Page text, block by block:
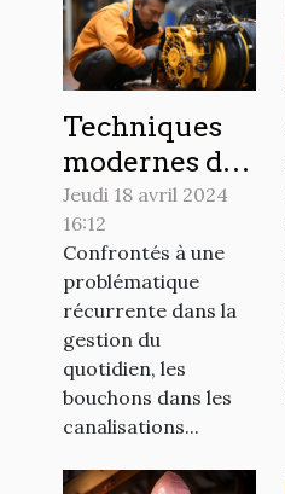
Techniques
modernes de
débouchage
sans
endommager
vos
installations
Jeudi 18 avril 2024
16:12
Confrontés à une
problématique
récurrente dans la
gestion du
quotidien, les
bouchons dans les
canalisations...